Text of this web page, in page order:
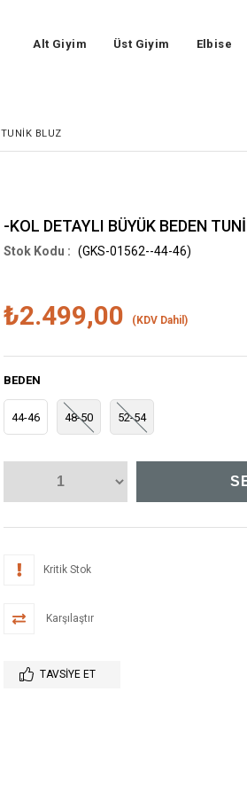
Alt Giyim Üst Giyim Elbise
BLUZ
-KOL DETAYLI BÜYÜK BEDEN
(GKS-01562--44-46)
₺2.499,00 (KDV Dahil)
BEDEN
44-46 48-50 52-54
Kritik Stok
Karşılaştır
TAVSIYE ET